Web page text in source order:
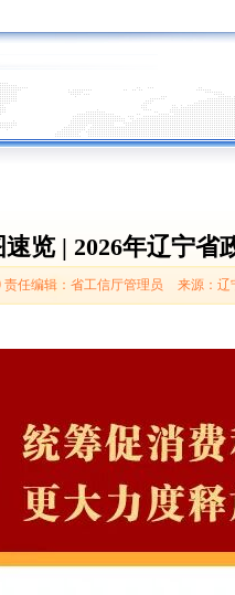
速览 | 2026年辽宁省
责任编辑：省工信厅管理员 来源：辽